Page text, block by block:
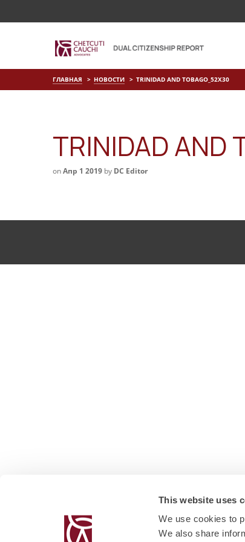
This website uses
We use cookies to
We also share
ГЛАВНАЯ НОВОСТИ TRINIDAD AND TOBAGO_52X30
TRINIDAD AND
onАпр 1 2019 by DC Editor